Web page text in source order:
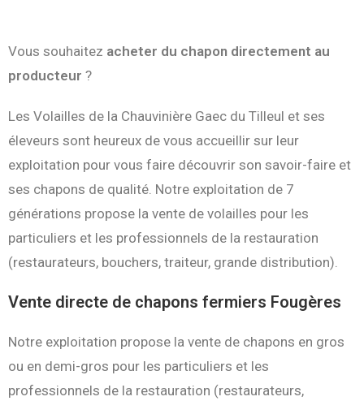
Vous souhaitez acheter du chapon directement au
producteur ?
Les Volailles de la Chauvinière Gaec du Tilleul et ses
éleveurs sont heureux de vous accueillir sur leur
exploitation pour vous faire découvrir son savoir-faire et
ses chapons de qualité. Notre exploitation de 7
générations propose la vente de volailles pour les
particuliers et les professionnels de la restauration
(restaurateurs, bouchers, traiteur, grande distribution).
Vente directe de chapons fermiers Fougères
Notre exploitation propose la vente de chapons en gros
ou en demi-gros pour les particuliers et les
professionnels de la restauration (restaurateurs,